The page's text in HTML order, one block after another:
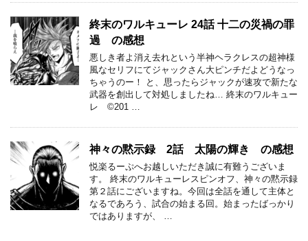
終末のワルキューレ 24話 十二の災禍の罪
過 の感想
悪しき者よ消え去れという半神ヘラクレスの超神様
風なセリフにてジャックさん大ピンチだよどうなっ
ちゃうのー！ と、思ったらジャックが速攻で新たな
武器を創出して対処しましたね… 終末のワルキュー
レ ©201 …
神々の黙示録 2話 太陽の輝き の感想
悦楽るーぷへお越しいただき誠に有難うございま
す。 終末のワルキューレスピンオフ、神々の黙示録
第２話にございますね。今回は全話を通して主体と
なるであろう、試合の始まる回。始まったばっかり
ではありますが、 …